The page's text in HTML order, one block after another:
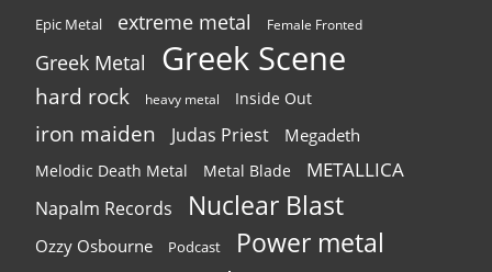
Epic Metal extreme metal Female Fronted
Greek Metal Greek Scene
hard rock heavy metal Inside Out
iron maiden Judas Priest Megadeth
Melodic Death Metal Metal Blade METALLICA
Napalm Records Nuclear Blast
Ozzy Osbourne Podcast
Power metal